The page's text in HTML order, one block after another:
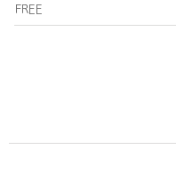
は、細部にこだわり繊細で
洋服やシーンを選ばず、着
ブランド名の「bonbon」
FREE